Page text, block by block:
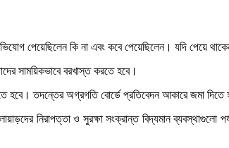
পেয়েছিলেন কি না এবং কবে পেয়েছিলেন। যদি পেয়ে
সাময়িকভাবে বরখাস্ত করতে হবে।
তদন্তের অগ্রগতি বোর্ডে প্রতিবেদন আকারে জমা
নিরাপত্তা ও সুরক্ষা সংক্রান্ত বিদ্যমান